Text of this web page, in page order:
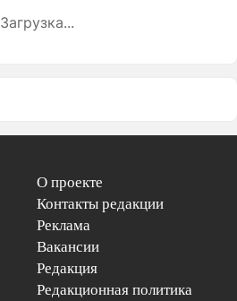
Загрузка...
О проекте
Контакты редакции
Реклама
Вакансии
Редакция
Редакционная политика